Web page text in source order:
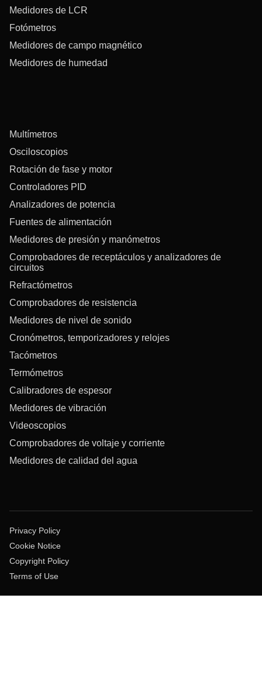
Medidores de LCR
Fotómetros
Medidores de campo magnético
Medidores de humedad
Multímetros
Osciloscopios
Rotación de fase y motor
Controladores PID
Analizadores de potencia
Fuentes de alimentación
Medidores de presión y manómetros
Comprobadores de receptáculos y analizadores de
circuitos
Refractómetros
Comprobadores de resistencia
Medidores de nivel de sonido
Cronómetros, temporizadores y relojes
Tacómetros
Termómetros
Calibradores de espesor
Medidores de vibración
Videoscopios
Comprobadores de voltaje y corriente
Medidores de calidad del agua
Privacy Policy
Cookie Notice
Copyright Policy
Terms of Use